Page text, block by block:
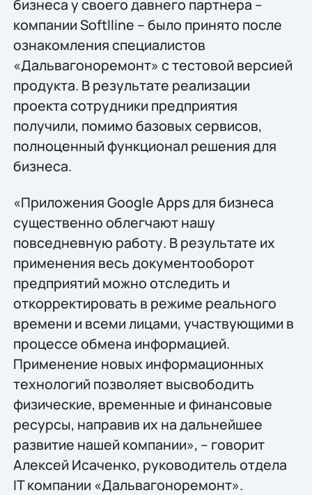
бизнеса у своего давнего партнера –
компании Softlline – было принято после
ознакомления специалистов
«Дальвагоноремонт» с тестовой версией
продукта. В результате реализации
проекта сотрудники предприятия
получили, помимо базовых сервисов,
полноценный функционал решения для
бизнеса.
«Приложения Google Apps для бизнеса
существенно облегчают нашу
повседневную работу. В результате их
применения весь документооборот
предприятий можно отследить и
откорректировать в режиме реального
времени и всеми лицами, участвующими в
процессе обмена информацией.
Применение новых информационных
технологий позволяет высвободить
физические, временные и финансовые
ресурсы, направив их на дальнейшее
развитие нашей компании», – говорит
Алексей Исаченко, руководитель отдела
IT компании «Дальвагоноремонт».